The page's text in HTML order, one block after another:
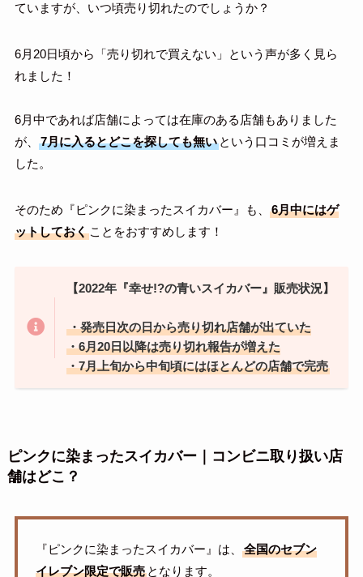
ていますが、いつ頃売り切れたのでしょうか？
6月20日頃から「売り切れで買えない」という声が多く見ら
れました！
6月中であれば店舗によっては在庫のある店舗もありました
が、
7月に入るとどこを探しても無いという口コミが増えま
した。
そのため『ピンクに染まったスイカバー』も、
6月中にはゲ
ットしておくことをおすすめします！
【2022年『幸せ!?の青いスイカバー』販売状況】
・発売日次の日から売り切れ店舗が出ていた
・6月20日以降は売り切れ報告が増えた
・7月上旬から中旬頃にはほとんどの店舗で完売
ピンクに染まったスイカバー｜コンビニ取り扱い店
舗はどこ？
『ピンクに染まったスイカバー』は、全国のセブン
イレブン限定で販売 となります。